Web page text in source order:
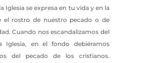
Iglesia se expresa en tu vida y en la
el rostro de nuestro pecado o de
Cuando nos escandalizamos del
Iglesia, en el fondo debiéramos
del pecado de los cristianos.